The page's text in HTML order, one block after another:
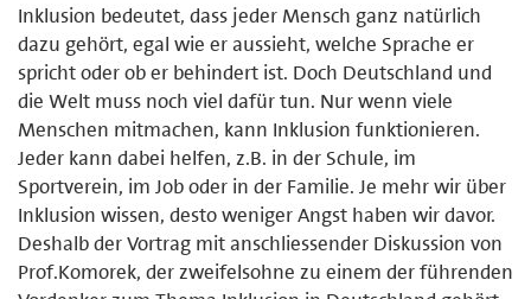
Inklusion bedeutet, dass jeder Mensch ganz natürlich
dazu gehört, egal wie er aussieht, welche Sprache er
spricht oder ob er behindert ist. Doch Deutschland und
die Welt muss noch viel dafür tun. Nur wenn viele
Menschen mitmachen, kann Inklusion funktionieren.
Jeder kann dabei helfen, z.B. in der Schule, im
Sportverein, im Job oder in der Familie. Je mehr wir über
Inklusion wissen, desto weniger Angst haben wir davor.
Deshalb der Vortrag mit anschliessender Diskussion von
Prof.Komorek, der zweifelsohne zu einem der führenden